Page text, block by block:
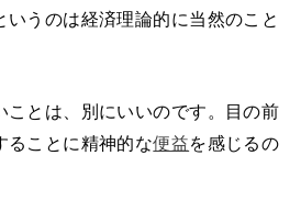
いうのは経済理論的に当然のこと
ことは、別にいいのです。目の前
ることに精神的な便益を感じるの